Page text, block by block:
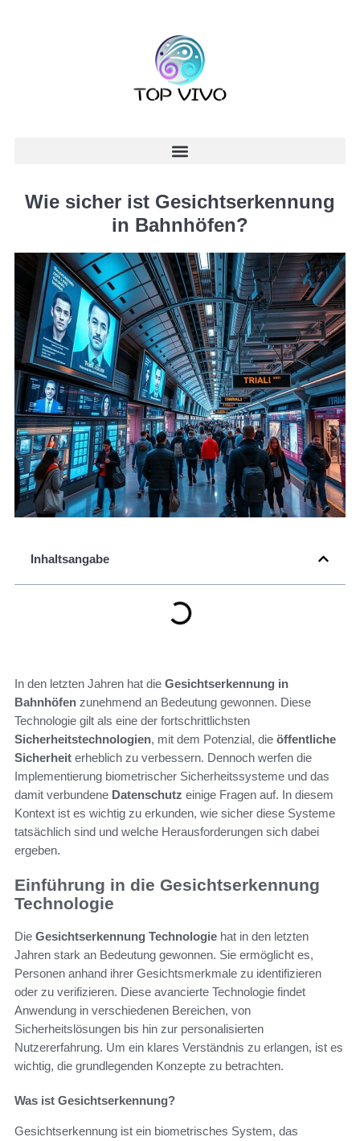
Wie sicher ist Gesichtserkennung
in Bahnhöfen?
Inhaltsangabe
In den letzten Jahren hat die Gesichtserkennung in
Bahnhöfen zunehmend an Bedeutung gewonnen. Diese
Technologie gilt als eine der fortschrittlichsten
Sicherheitstechnologien, mit dem Potenzial, die öffentliche
Sicherheit erheblich zu verbessern. Dennoch werfen die
Implementierung biometrischer Sicherheitssysteme und das
damit verbundene Datenschutz einige Fragen auf. In diesem
Kontext ist es wichtig zu erkunden, wie sicher diese Systeme
tatsächlich sind und welche Herausforderungen sich dabei
ergeben.
Einführung in die Gesichtserkennung
Technologie
Die Gesichtserkennung Technologie hat in den letzten
Jahren stark an Bedeutung gewonnen. Sie ermöglicht es,
Personen anhand ihrer Gesichtsmerkmale zu identifizieren
oder zu verifizieren. Diese avancierte Technologie findet
Anwendung in verschiedenen Bereichen, von
Sicherheitslösungen bis hin zur personalisierten
Nutzererfahrung. Um ein klares Verständnis zu erlangen, ist es
wichtig, die grundlegenden Konzepte zu betrachten.
Was ist Gesichtserkennung?
Gesichtserkennung ist ein biometrisches System, das